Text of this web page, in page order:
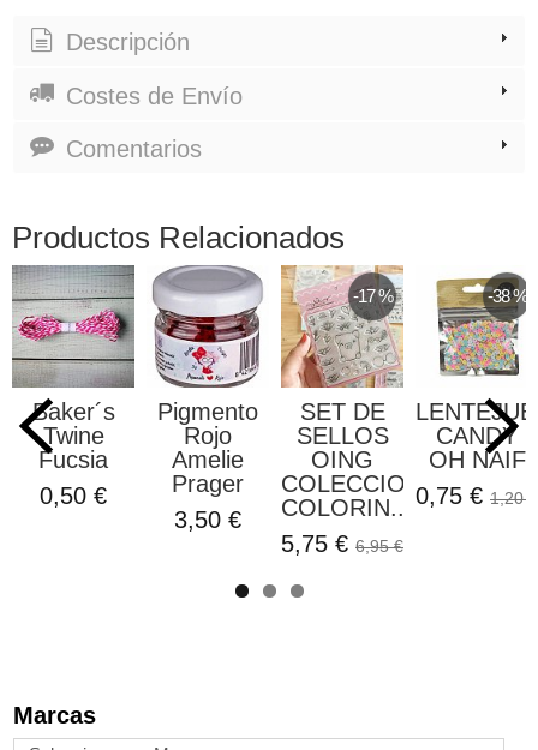
Marcas
Descripción
Costes de Envío
Comentarios
Productos Relacionados
Baker´s
Twine
Fucsia
0,50 €
Pigmento
Rojo
Amelie
Prager
3,50 €
-17 %
SET DE
SELLOS
OING
COLECCION
COLORIN...
5,75 € 6,95 €
-38 %
CANDY
OH NAIF
0,75 € 1,20 €